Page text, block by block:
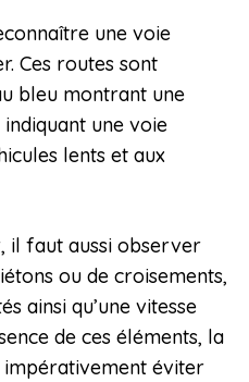
une voie
Ces routes sont
bleu montrant une
une voie
lents et aux
il faut aussi observer
ou de croisements,
ainsi qu’une vitesse
de ces éléments, la
éviter